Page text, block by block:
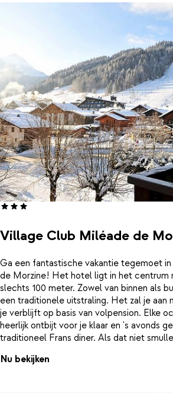
Village Club Miléade de
Ga een fantastische vakantie tegemoet
de Morzine! Het hotel ligt in het centrum
slechts 100 meter. Zowel van binnen als
een traditionele uitstraling. Het zal je aan
je verblijft op basis van volpension. Elke
heerlijk ontbijt voor je klaar en 's avonds
traditioneel Frans diner. Als dat niet
dag slalommen is er genoeg te beleven
de Morzine. In het wellnesscentrum kan
Nu bekijken